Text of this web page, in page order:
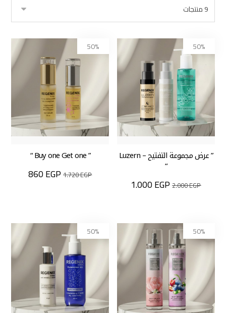
” عرض مجموعة التفتيح – Luzern
“
2.000EGP
1.000EGP
50%
” Buy one Get one “
1.720EGP
860EGP
50%
50%
50%